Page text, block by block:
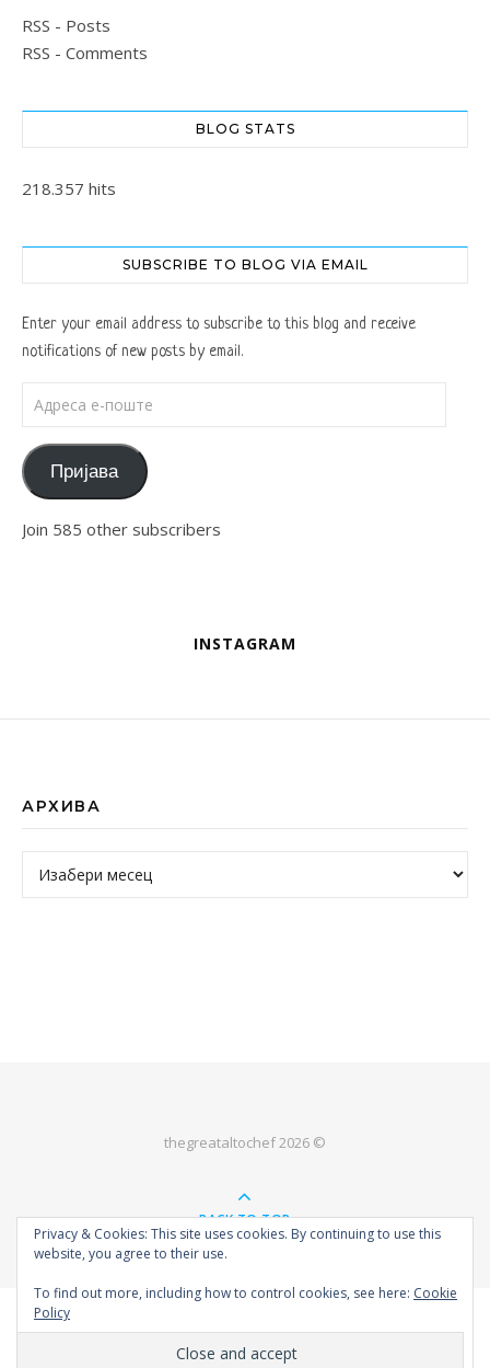
RSS - Posts
RSS - Comments
BLOG STATS
218.357 hits
SUBSCRIBE TO BLOG VIA EMAIL
Enter your email address to subscribe to this blog and receive
notifications of new posts by email.
Пријава
Join 585 other subscribers
INSTAGRAM
АРХИВА
Архива
thegreataltochef 2026 ©
BACK TO TOP
Privacy & Cookies: This site uses cookies. By continuing to use this
website, you agree to their use.
To find out more, including how to control cookies, see here: Cookie
Policy